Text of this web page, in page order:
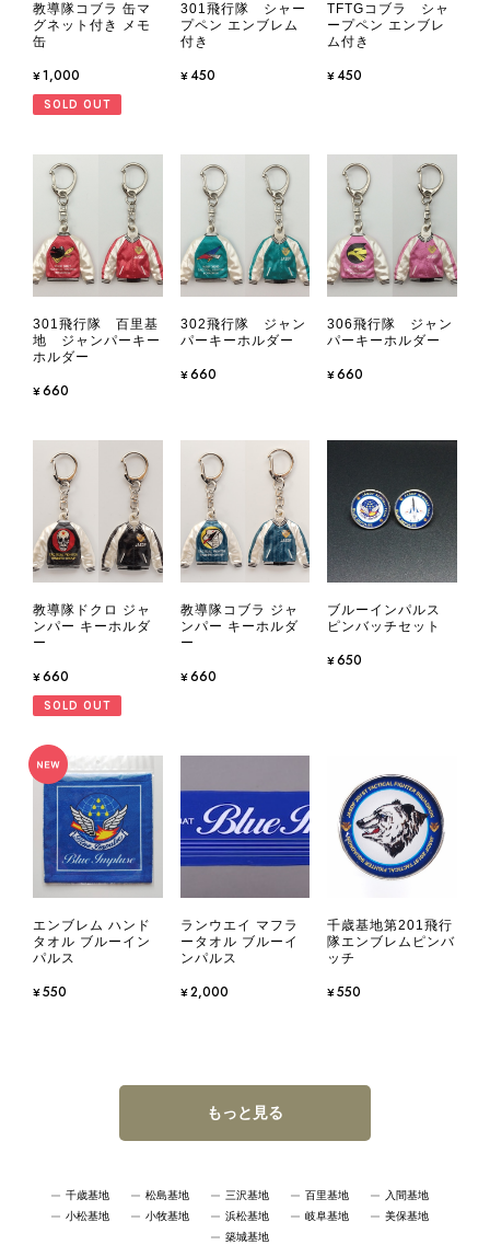
教導隊コブラ 缶マ
グネット付き メモ
缶
¥1,000
SOLD OUT
301飛行隊 シャー
プペン エンブレム
付き
¥450
TFTGコブラ シャ
ープペン エンブレ
ム付き
¥450
301飛行隊 百里基
地 ジャンパーキー
ホルダー
¥660
302飛行隊 ジャン
パーキーホルダー
¥660
306飛行隊 ジャン
パーキーホルダー
¥660
教導隊ドクロ ジャ
ンパー キーホルダ
ー
¥660
SOLD OUT
教導隊コブラ ジャ
ンパー キーホルダ
ー
¥660
ブルーインパルス
ピンバッチセット
¥650
エンブレム ハンド
タオル ブルーイン
パルス
¥550
ランウエイ マフラ
ータオル ブルーイ
ンパルス
¥2,000
千歳基地第201飛行
隊エンブレムピンバ
ッチ
¥550
もっと見る
千歳基地 松島基地 三沢基地 百里基地
入間基地
小松基地
小牧基地 浜松基地 岐阜基地
美保基地
築城基地